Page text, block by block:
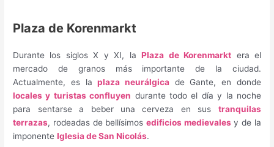
Plaza de Korenmarkt
Durante los siglos X y XI, laPlaza de Korenmarkt era el
mercado de granos más importante de la ciudad.
Actualmente, es laplaza neurálgica de Gante, en donde
locales y turistas confluyen durante todo el día y la noche
para sentarse a beber una cerveza en sus tranquilas
terrazas, rodeadas de bellísimos edificios medievalesy de la
imponenteIglesia de San Nicolás.